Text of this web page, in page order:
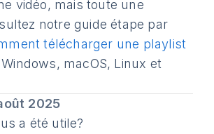
vidéo, mais toute une
notre guide étape par
télécharger une playlist
macOS, Linux et
2025
a été utile?